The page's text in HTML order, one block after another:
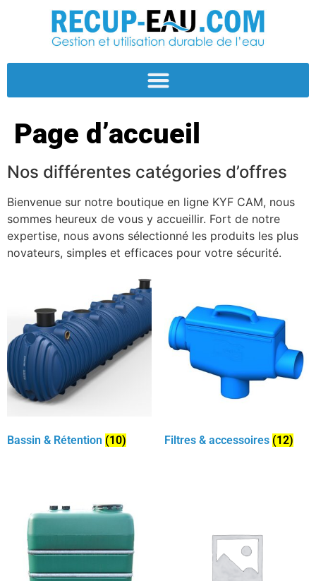
Page d’accueil
Nos différentes catégories d’offres
Bienvenue sur notre boutique en ligne KYF CAM, nous
sommes heureux de vous y accueillir. Fort de notre
expertise, nous avons sélectionné les produits les plus
novateurs, simples et efficaces pour votre sécurité.
Bassin & Rétention (10) Filtres & accessoires (12)